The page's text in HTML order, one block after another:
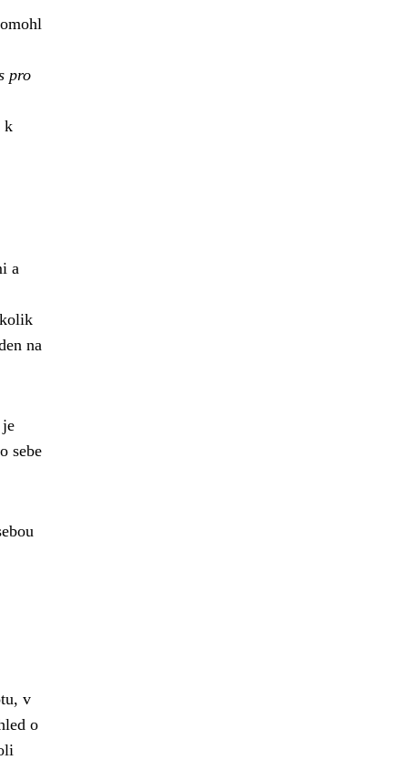
pro
k
a
na
sebe
v
o